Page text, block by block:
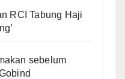
RCI Tabung Haji
sebelum